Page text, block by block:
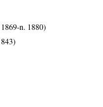
n. 1880)